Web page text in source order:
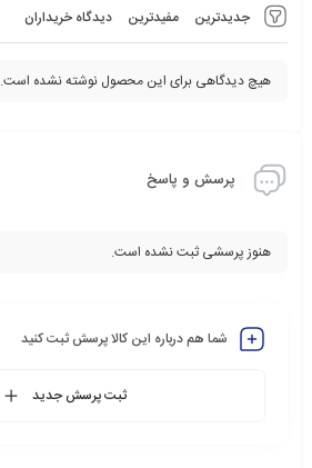
جدیدترین مفیدترین دیدگاه خریداران
هیچ دیدگاهی برای این محصول نوشته نشده است.
پرسش و پاسخ
هنوز پرسشی ثبت نشده است.
شما هم درباره این کالا پرسش ثبت کنید
ثبت پرسش جدید